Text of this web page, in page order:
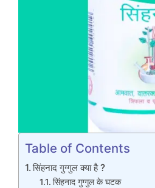
Table of Contents
सिंहनाद गुग्गुल क्या है ?
सिंहनाद गुग्गुल के घटक